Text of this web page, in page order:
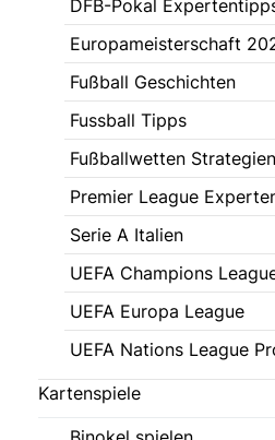
DFB-Pokal
Europameisterschaft
Fußball Geschichten
Fussball Tipps
Fußballwetten Strategien
Premier League
Serie A Italien
UEFA Champions
UEFA Europa League
UEFA Nations League
Kartenspiele